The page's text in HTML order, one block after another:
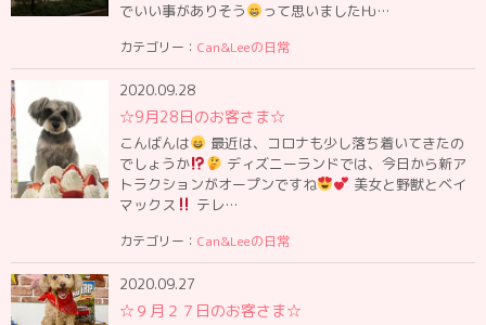
でいい事がありそう
って思いましたǶ…
カテゴリー： Can&Leeの日常
2020.09.28
☆9月28日のお客さま☆
こんばんは
最近は、コロナも少し落ち着いてきたの
でしょうか
ディズニーランドでは、今日から新ア
トラクションがオープンですね
美女と野獣とベイ
マックス
テレ…
カテゴリー： Can&Leeの日常
2020.09.27
☆９月２７日のお客さま☆